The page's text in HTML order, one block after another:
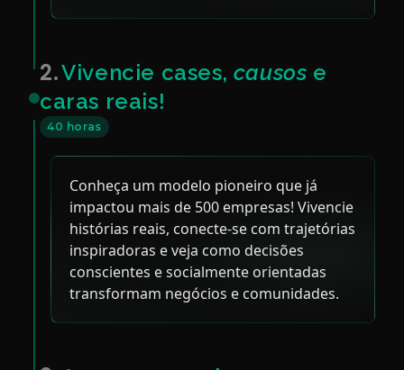
2.Vivencie cases, causos e
caras reais!
40 horas
Conheça um modelo pioneiro que já
impactou mais de 500 empresas! Vivencie
histórias reais, conecte-se com trajetórias
inspiradoras e veja como decisões
conscientes e socialmente orientadas
transformam negócios e comunidades.